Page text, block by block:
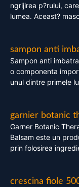
ngrijirea p?rului,
lumea. Aceast?
sampon anti
Sampon anti
o componenta
unul dintre primele
garnier botanic
Garner Botanic
Balsam este un
prin folosirea
crescina fiole